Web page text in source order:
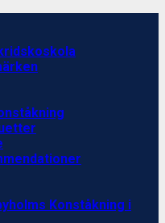
Konståkning i